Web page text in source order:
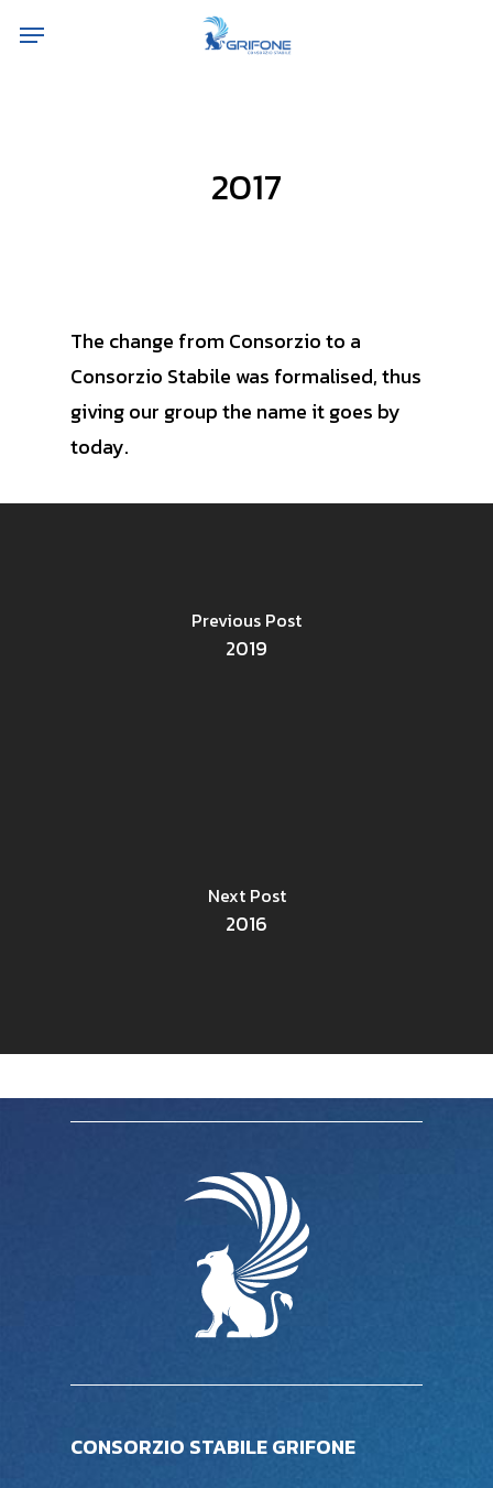
Menu
2017
The change from Consorzio to a
Consorzio Stabile was formalised, thus
giving our group the name it goes by
today.
Previous Post
2019
Next Post
2016
CONSORZIO STABILE GRIFONE